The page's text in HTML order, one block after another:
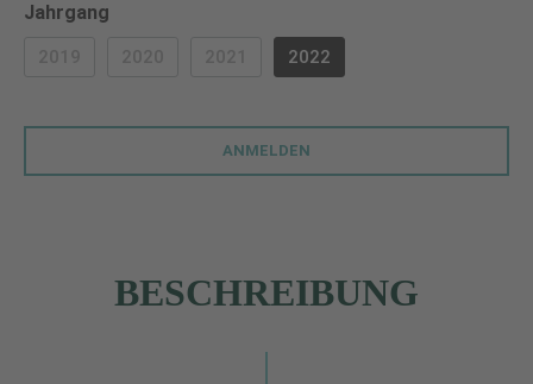
Jahrgang
(DIESE OPTION IST ZURZEIT NICHT VERFÜGBAR.)
(DIESE OPTION IST ZURZEIT NICHT VERFÜGBAR.)
(DIESE OPTION IST ZURZEIT NICHT
2022
ANMELDEN
BESCHREIBUNG